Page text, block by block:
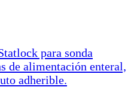
para sonda
de alimentación enteral,
adherible.